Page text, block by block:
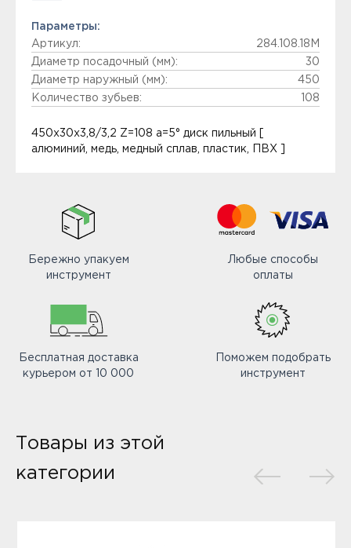
Параметры:
Артикул:
284.108.18M
Диаметр посадочный (мм):
30
Диаметр наружный (мм):
450
Количество зубьев:
108
450x30x3,8/3,2 Z=108 a=5° диск пильный [
алюминий, медь, медный сплав, пластик, ПВХ ]
Бережно упакуем
инструмент
Любые способы
оплаты
Бесплатная доставка
курьером от 10 000
Поможем подобрать
инструмент
Товары из этой
категории